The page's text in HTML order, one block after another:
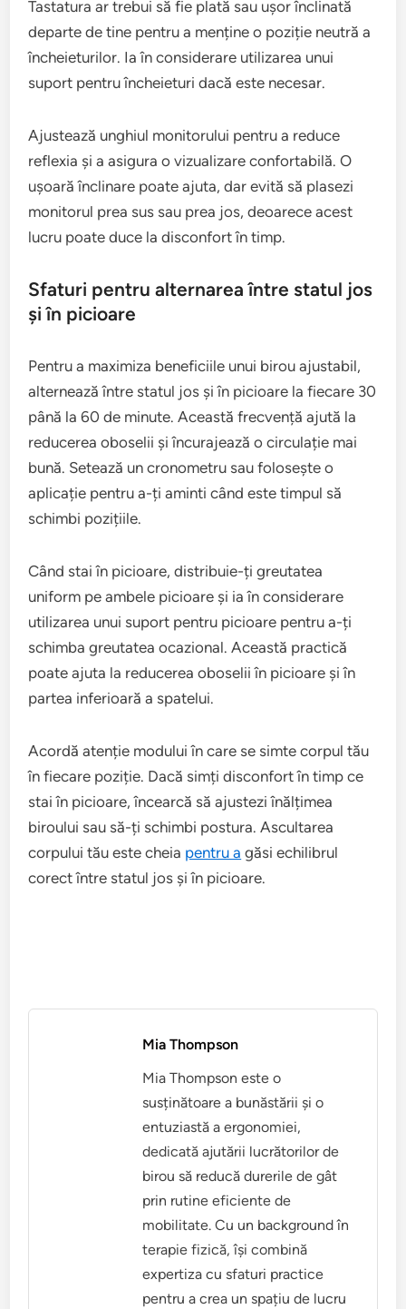
Tastatura ar trebui să fie plată sau ușor înclinată
departe de tine pentru a menține o poziție neutră a
încheieturilor. Ia în considerare utilizarea unui
suport pentru încheieturi dacă este necesar.
Ajustează unghiul monitorului pentru a reduce
reflexia și a asigura o vizualizare confortabilă. O
ușoară înclinare poate ajuta, dar evită să plasezi
monitorul prea sus sau prea jos, deoarece acest
lucru poate duce la disconfort în timp.
Sfaturi pentru alternarea între statul jos
și în picioare
Pentru a maximiza beneficiile unui birou ajustabil,
alternează între statul jos și în picioare la fiecare 30
până la 60 de minute. Această frecvență ajută la
reducerea oboselii și încurajează o circulație mai
bună. Setează un cronometru sau folosește o
aplicație pentru a-ți aminti când este timpul să
schimbi pozițiile.
Când stai în picioare, distribuie-ți greutatea
uniform pe ambele picioare și ia în considerare
utilizarea unui suport pentru picioare pentru a-ți
schimba greutatea ocazional. Această practică
poate ajuta la reducerea oboselii în picioare și în
partea inferioară a spatelui.
Acordă atenție modului în care se simte corpul tău
în fiecare poziție. Dacă simți disconfort în timp ce
stai în picioare, încearcă să ajustezi înălțimea
biroului sau să-ți schimbi postura. Ascultarea
corpului tău este cheia pentru a găsi echilibrul
corect între statul jos și în picioare.
Mia Thompson
Mia Thompson este o
susținătoare a bunăstării și o
entuziastă a ergonomiei,
dedicată ajutării lucrătorilor de
birou să reducă durerile de gât
prin rutine eficiente de
mobilitate. Cu un background în
terapie fizică, își combină
expertiza cu sfaturi practice
pentru a crea un spațiu de lucru